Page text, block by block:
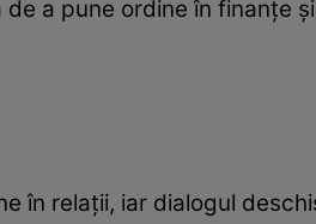
a pune ordine în finanțe
în relații, iar dialogul